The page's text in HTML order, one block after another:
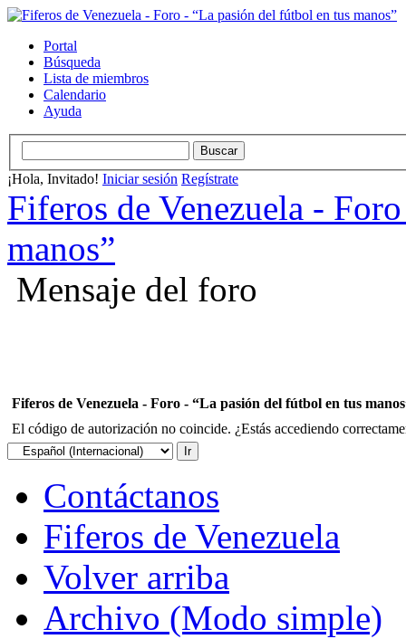
Portal
Búsqueda
Lista de miembros
Calendario
Ayuda
¡Hola, Invitado! Iniciar sesión Regístrate
Fiferos de Venezuela -
manos”
Mensaje del foro
Fiferos de Venezuela - Foro - “La pasión del fútbol en tus
El código de autorización no coincide. ¿Estás accediendo
Contáctanos
Fiferos de Venezuela
Volver arriba
Archivo (Modo simple)